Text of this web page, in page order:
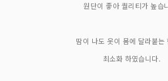
원단이 좋아 퀄리티가 높습
땀이 나도 옷이 몸에 달라붙는
최소화 하였습니다.